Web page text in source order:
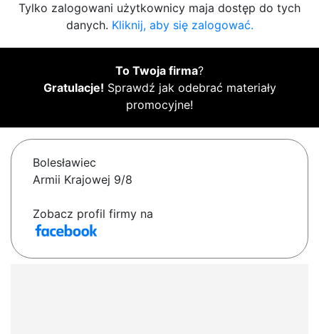
Tylko zalogowani użytkownicy maja dostęp do tych
danych. Kliknij, aby się zalogować.
To Twoja firma?
Gratulacje! Sprawdź jak odebrać materiały
promocyjne!
Bolesławiec
Armii Krajowej 9/8
Zobacz profil firmy na